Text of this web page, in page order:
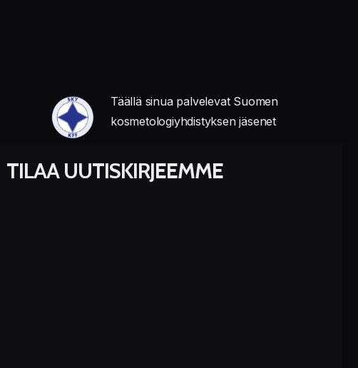
Täällä sinua palvelevat Suomen
kosmetologiyhdistyksen jäsenet
TILAA UUTISKIRJEEMME